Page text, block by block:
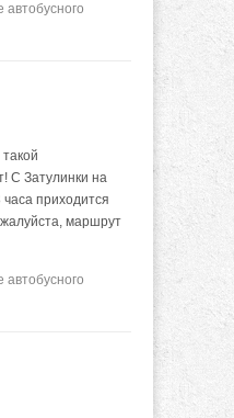
автобусного
С Затулинки на
приходится
маршрут
автобусного